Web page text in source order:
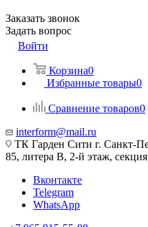
Заказать звонок
Задать вопрос
Войти
Корзина0
Избранные товары0
Сравнение товаров0
interform@mail.ru
ТК Гарден Сити г. Санкт-
85, литера В, 2-й этаж,
Вконтакте
Telegram
WhatsApp